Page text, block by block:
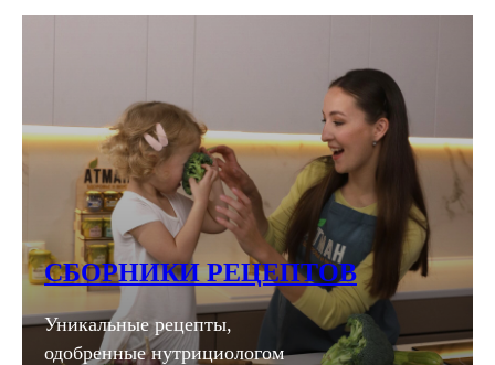
СБОРНИКИ РЕЦЕПТОВ
Уникальные рецепты,
одобренные нутрициологом